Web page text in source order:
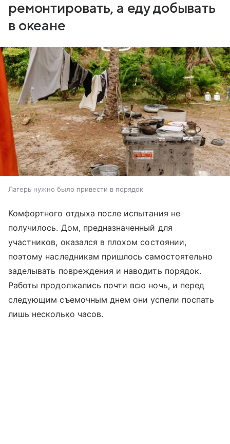
ремонтировать, а еду добывать
в океане
Лагерь нужно было привести в порядок
Комфортного отдыха после испытания не
получилось. Дом, предназначенный для
участников, оказался в плохом состоянии,
поэтому наследникам пришлось самостоятельно
заделывать повреждения и наводить порядок.
Работы продолжались почти всю ночь, и перед
следующим съемочным днем они успели поспать
лишь несколько часов.